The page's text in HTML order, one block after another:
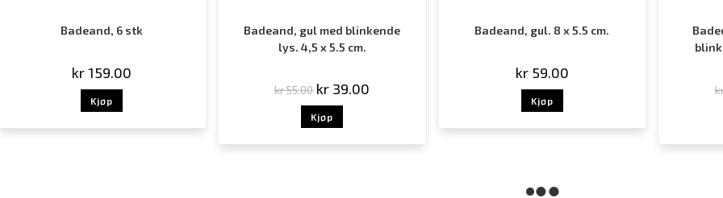
Badeand, 6 stk
kr 159.00
Kjøp
Badeand, gul med blinkende
lys. 4,5 x 5.5 cm.
kr55.00 kr 39.00
Kjøp
Badeand, gul. 8 x 5.5 cm.
kr59.00
Kjøp